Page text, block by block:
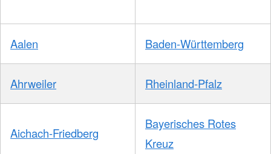
Aalen Baden-Württemberg
Ahrweiler Rheinland-Pfalz
Aichach-Friedberg
Bayerisches Rotes
Kreuz